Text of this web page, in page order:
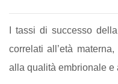
I tassi di successo
correlati all’età
alla qualità embrionale e